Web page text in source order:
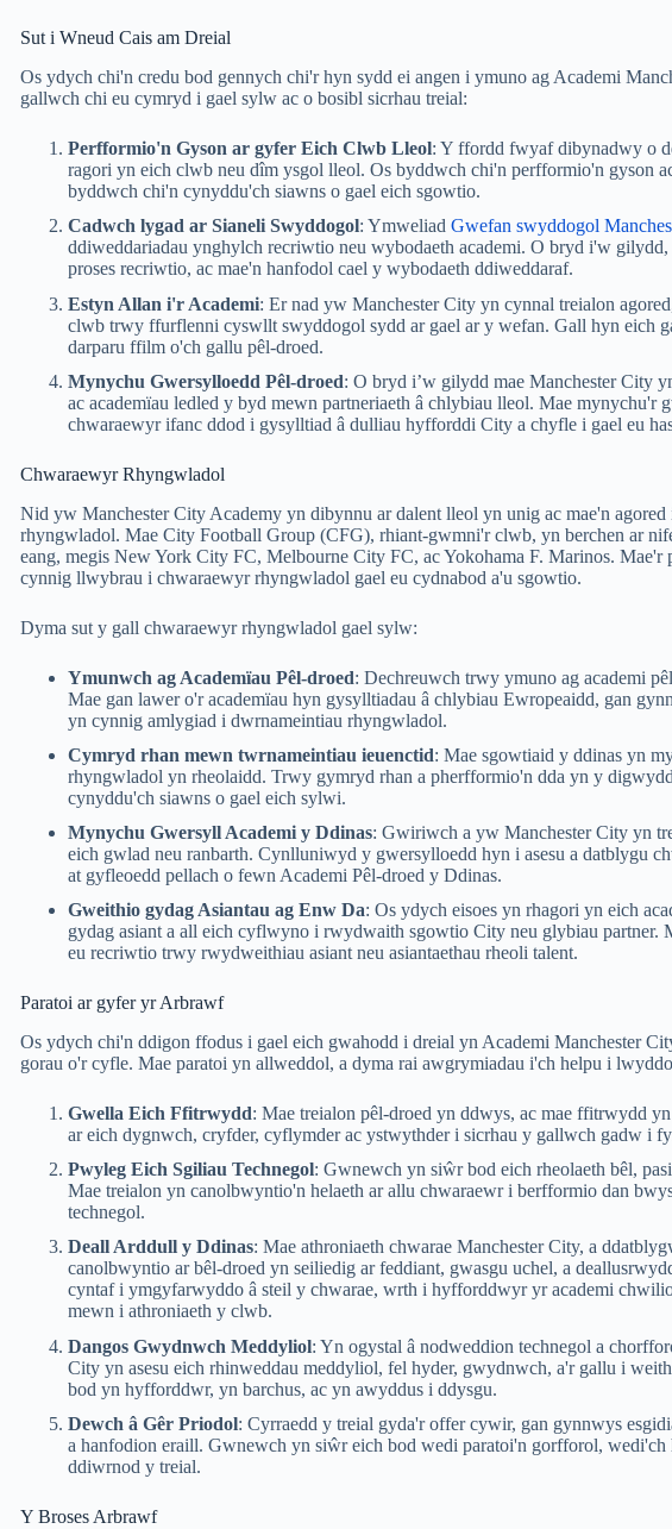
Sut i Wneud Cais am Dreial
Os ydych chi'n credu bod gennych chi'r hyn sydd ei angen i ymuno ag Academi
gallwch chi eu cymryd i gael sylw ac o bosibl sicrhau treial:
Perfformio'n Gyson ar gyfer Eich Clwb Lleol: Y ffordd fwyaf dibynadwy o
ragori yn eich clwb neu dîm ysgol lleol. Os byddwch chi'n perfformio'n gyson
byddwch chi'n cynyddu'ch siawns o gael eich sgowtio.
Cadwch lygad ar Sianeli Swyddogol: Ymweliad Gwefan swyddogol
ddiweddariadau ynghylch recriwtio neu wybodaeth academi. O bryd i'w
proses recriwtio, ac mae'n hanfodol cael y wybodaeth ddiweddaraf.
Estyn Allan i'r Academi: Er nad yw Manchester City yn cynnal treialon
clwb trwy ffurflenni cyswllt swyddogol sydd ar gael ar y wefan. Gall hyn eich
darparu ffilm o'ch gallu pêl-droed.
Mynychu Gwersylloedd Pêl-droed: O bryd i’w gilydd mae Manchester City
ac academïau ledled y byd mewn partneriaeth â chlybiau lleol. Mae mynychu'r
chwaraewyr ifanc ddod i gysylltiad â dulliau hyfforddi City a chyfle i gael eu
Chwaraewyr Rhyngwladol
Nid yw Manchester City Academy yn dibynnu ar dalent lleol yn unig ac mae'n
rhyngwladol. Mae City Football Group (CFG), rhiant-gwmni'r clwb, yn berchen ar
eang, megis New York City FC, Melbourne City FC, ac Yokohama F. Marinos. Mae'r
cynnig llwybrau i chwaraewyr rhyngwladol gael eu cydnabod a'u sgowtio.
Dyma sut y gall chwaraewyr rhyngwladol gael sylw:
Ymunwch ag Academïau Pêl-droed: Dechreuwch trwy ymuno ag academi
Mae gan lawer o'r academïau hyn gysylltiadau â chlybiau Ewropeaidd, gan
yn cynnig amlygiad i dwrnameintiau rhyngwladol.
Cymryd rhan mewn twrnameintiau ieuenctid: Mae sgowtiaid y ddinas yn
rhyngwladol yn rheolaidd. Trwy gymryd rhan a pherfformio'n dda yn y
cynyddu'ch siawns o gael eich sylwi.
Mynychu Gwersyll Academi y Ddinas: Gwiriwch a yw Manchester City yn
eich gwlad neu ranbarth. Cynlluniwyd y gwersylloedd hyn i asesu a datblygu
at gyfleoedd pellach o fewn Academi Pêl-droed y Ddinas.
Gweithio gydag Asiantau ag Enw Da: Os ydych eisoes yn rhagori yn eich
gydag asiant a all eich cyflwyno i rwydwaith sgowtio City neu glybiau partner.
eu recriwtio trwy rwydweithiau asiant neu asiantaethau rheoli talent.
Paratoi ar gyfer yr Arbrawf
Os ydych chi'n ddigon ffodus i gael eich gwahodd i dreial yn Academi Manchester
gorau o'r cyfle. Mae paratoi yn allweddol, a dyma rai awgrymiadau i'ch helpu i
Gwella Eich Ffitrwydd: Mae treialon pêl-droed yn ddwys, ac mae ffitrwydd
ar eich dygnwch, cryfder, cyflymder ac ystwythder i sicrhau y gallwch gadw i
Pwyleg Eich Sgiliau Technegol: Gwnewch yn siŵr bod eich rheolaeth bêl,
Mae treialon yn canolbwyntio'n helaeth ar allu chwaraewr i berfformio dan
technegol.
Deall Arddull y Ddinas: Mae athroniaeth chwarae Manchester City, a
canolbwyntio ar bêl-droed yn seiliedig ar feddiant, gwasgu uchel, a
cyntaf i ymgyfarwyddo â steil y chwarae, wrth i hyfforddwyr yr academi
mewn i athroniaeth y clwb.
Dangos Gwydnwch Meddyliol: Yn ogystal â nodweddion technegol a
City yn asesu eich rhinweddau meddyliol, fel hyder, gwydnwch, a'r gallu i
bod yn hyfforddwr, yn barchus, ac yn awyddus i ddysgu.
Dewch â Gêr Priodol: Cyrraedd y treial gyda'r offer cywir, gan gynnwys
a hanfodion eraill. Gwnewch yn siŵr eich bod wedi paratoi'n gorfforol,
ddiwrnod y treial.
Y Broses Arbrawf